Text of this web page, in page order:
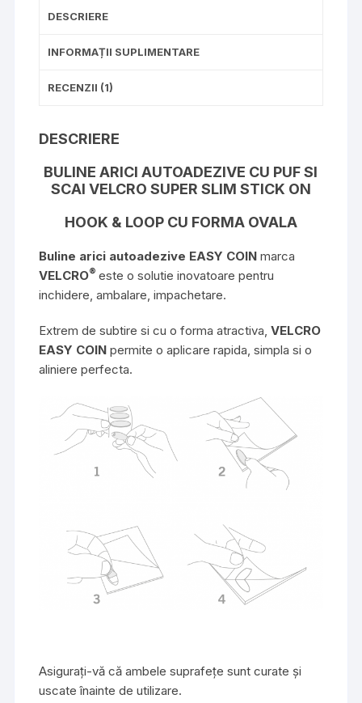
cu
ovala
DESCRIERE
INFORMAȚII SUPLIMENTARE
RECENZII (1)
DESCRIERE
BULINE ARICI AUTOADEZIVE CU PUF SI
SCAI VELCRO SUPER SLIM STICK ON
HOOK & LOOP CU FORMA OVALA
Buline arici autoadezive EASY COIN marca
VELCRO® este o solutie inovatoare pentru
inchidere, ambalare, impachetare.
Extrem de subtire si cu o forma atractiva,VELCRO
EASY COIN permite o aplicare rapida, simpla si o
aliniere perfecta.
Asigurați-vă că ambele suprafețe sunt curate și
uscate înainte de utilizare.